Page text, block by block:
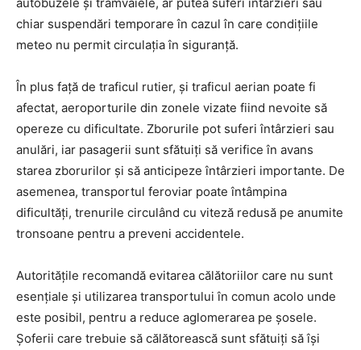
chiar suspendări temporare în cazul în care condițiile
meteo nu permit circulația în siguranță.
În plus față de traficul rutier, și traficul aerian poate fi
afectat, aeroporturile din zonele vizate fiind nevoite să
opereze cu dificultate. Zborurile pot suferi întârzieri sau
anulări, iar pasagerii sunt sfătuiți să verifice în avans
starea zborurilor și să anticipeze întârzieri importante. De
asemenea, transportul feroviar poate întâmpina
dificultăți, trenurile circulând cu viteză redusă pe anumite
tronsoane pentru a preveni accidentele.
Autoritățile recomandă evitarea călătoriilor care nu sunt
esențiale și utilizarea transportului în comun acolo unde
este posibil, pentru a reduce aglomerarea pe șosele.
Șoferii care trebuie să călătorească sunt sfătuiți să își